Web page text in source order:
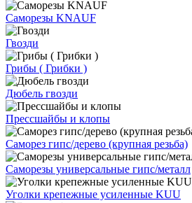
Саморезы KNAUF
Гвозди
Грибы ( Грибки )
Дюбель гвозди
Прессшайбы и клопы
Саморез гипс/дерево (крупная резьба)
Саморезы универсальные гипс/металл
Уголки крепежные усиленные KUU